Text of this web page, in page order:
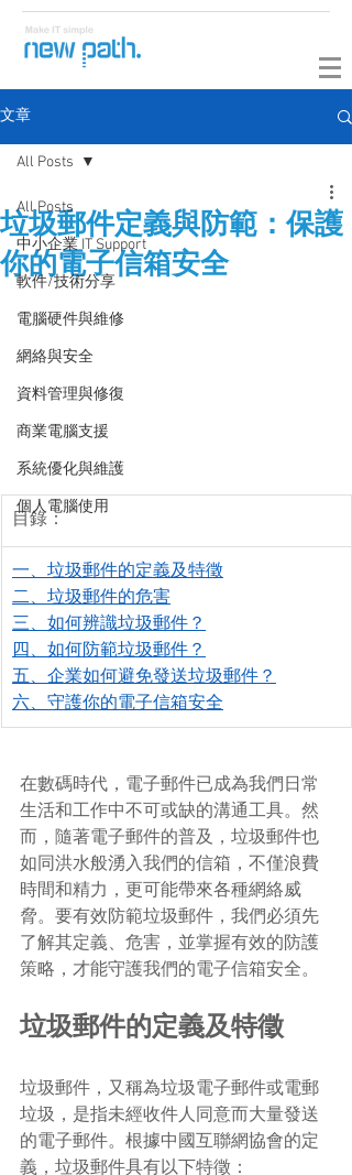
文章
All Posts
中小企業 IT Support
軟件/技術分享
電腦硬件與維修
網絡與安全
資料管理與修復
商業電腦支援
系統優化與維護
個人電腦使用
All Posts
垃圾郵件定義與防範：保護
你的電子信箱安全
目錄：
一、垃圾郵件的定義及特徵
二、垃圾郵件的危害
三、如何辨識垃圾郵件？
四、如何防範垃圾郵件？
五、企業如何避免發送垃圾郵件？
六、守護你的電子信箱安全
在數碼時代，電子郵件已成為我們日常
生活和工作中不可或缺的溝通工具。然
而，隨著電子郵件的普及，垃圾郵件也
如同洪水般湧入我們的信箱，不僅浪費
時間和精力，更可能帶來各種網絡威
脅。要有效防範垃圾郵件，我們必須先
了解其定義、危害，並掌握有效的防護
策略，才能守護我們的電子信箱安全。
垃圾郵件的定義及特徵
垃圾郵件，又稱為垃圾電子郵件或電郵
垃圾，是指未經收件人同意而大量發送
的電子郵件。根據中國互聯網協會的定
義，垃圾郵件具有以下特徵：